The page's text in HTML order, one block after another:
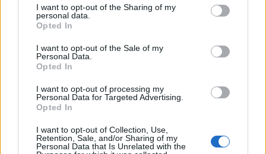
I want to opt-out of the Sharing of my
personal data.
Opted In
I want to opt-out of the Sale of my
Personal Data.
Opted In
I want to opt-out of processing my
Personal Data for Targeted Advertising.
Opted In
I want to opt-out of Collection, Use,
Retention, Sale, and/or Sharing of my
Personal Data that Is Unrelated with the